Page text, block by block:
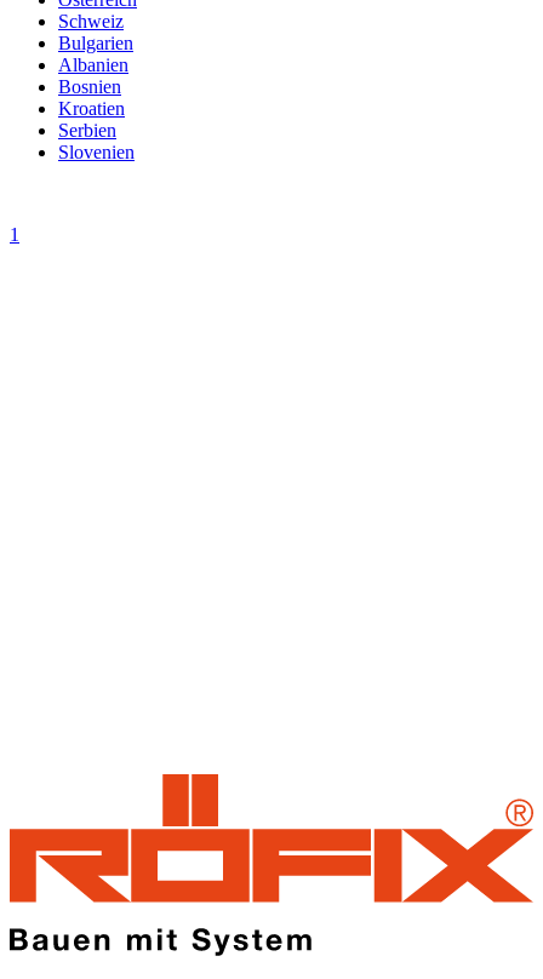
Schweiz
Bulgarien
Albanien
Bosnien
Kroatien
Serbien
Slovenien
1